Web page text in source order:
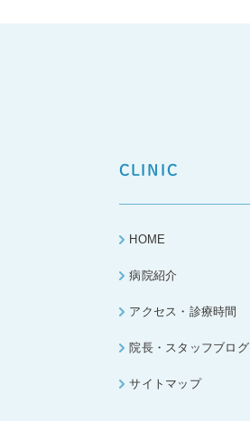
CLINIC
HOME
病院紹介
アクセス・診療時間
院長・スタッフブログ
サイトマップ